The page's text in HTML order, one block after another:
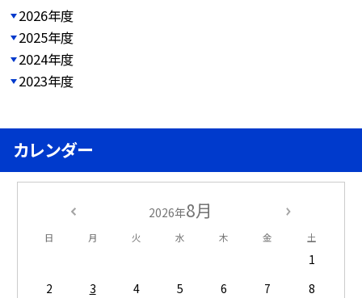
2026年度
2025年度
2024年度
2023年度
カレンダー
2026年8月
日 月 火 水 木 金 土
1
2
3 4 5 6 7
8